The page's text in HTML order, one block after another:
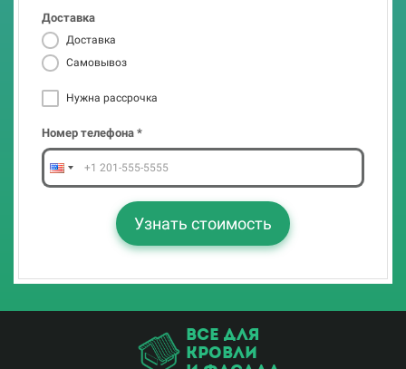
Доставка
Доставка
Самовывоз
Нужна рассрочка
Номер телефона *
Узнать стоимость
Номер телефона *
Узнать стоимость
все для
кровли